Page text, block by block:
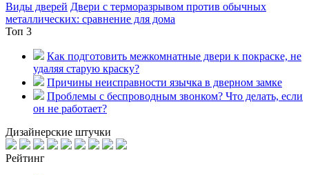
Виды дверей Двери с терморазрывом против обычных
металлических: сравнение для дома
Топ 3
Как подготовить межкомнатные двери к покраске, не
удаляя старую краску?
Причины неисправности язычка в дверном замке
Проблемы с беспроводным звонком? Что делать, если
он не работает?
Дизайнерские штучки
Рейтинг